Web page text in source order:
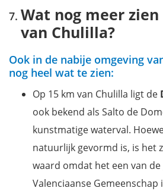
Wat nog meer
van Chulilla?
Ook in de nabije omgeving
nog heel wat te zien:
Op 15 km van Chulilla ligt de
ook bekend als Salto de
kunstmatige waterval.
natuurlijk gevormd is, is het
waard omdat het een van
Valenciaanse Gemeenschap